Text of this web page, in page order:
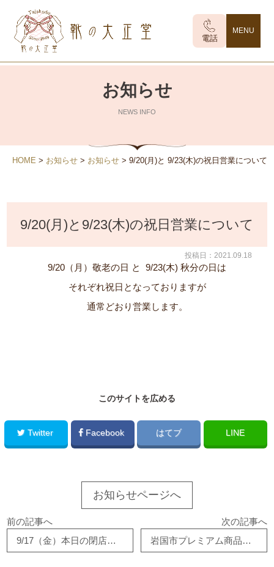
電話
MENU
お知らせ
NEWS INFO
HOME > お知らせ> お知らせ> 9/20(月)と 9/23(木)の祝日営業について
9/20(月)と9/23(木)の祝日営業について
投稿日：2021.09.18
9/20（月）敬老の日 と 9/23(木) 秋分の日は
それぞれ祝日となっておりますが
通常どおり営業します。
このサイトを広める
Twitter Facebook はてブ LINE
お知らせページへ
前の記事へ
9/17（金）本日の閉店時間について
次の記事へ
岩国市プレミアム商品券の有効期限について